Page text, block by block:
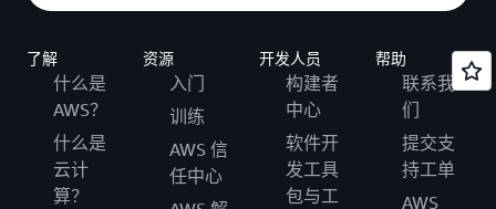
了解
什么是
AWS？
什么是
云计
算？
资源
入门
训练
AWS 信
任中心
开发人员
构建者
中心
软件开
发工具
包与工
帮助
联系我
们
提交支
持工单
AWS